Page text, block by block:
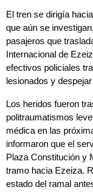
El tren se dirigía
que aún se
pasajeros que
Internacional de
efectivos policiales
lesionados y
Los heridos fueron
politraumatismos
médica en las
informaron que el
Plaza Constitución y
tramo hacia Ezeiza.
estado del ramal